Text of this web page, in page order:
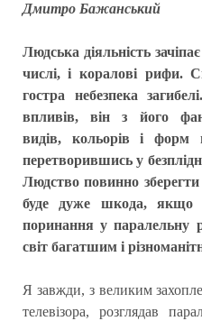
Дмитро Бажанський
Людська діяльність
числі, і коралові рифи.
гостра небезпека
впливів, він з його
видів, кольорів і форм
перетворившись у
Людство повинно
буде дуже шкода, якщо
поринання у паралельну
світ багатшим і
Я завжди, з великим
телевізора, розглядав